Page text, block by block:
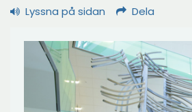
Lyssna på sidan Dela